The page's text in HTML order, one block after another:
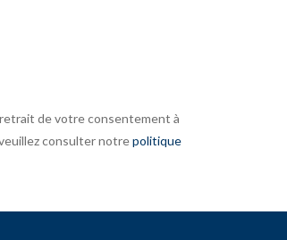
de votre consentement à
consulter notrepolitique